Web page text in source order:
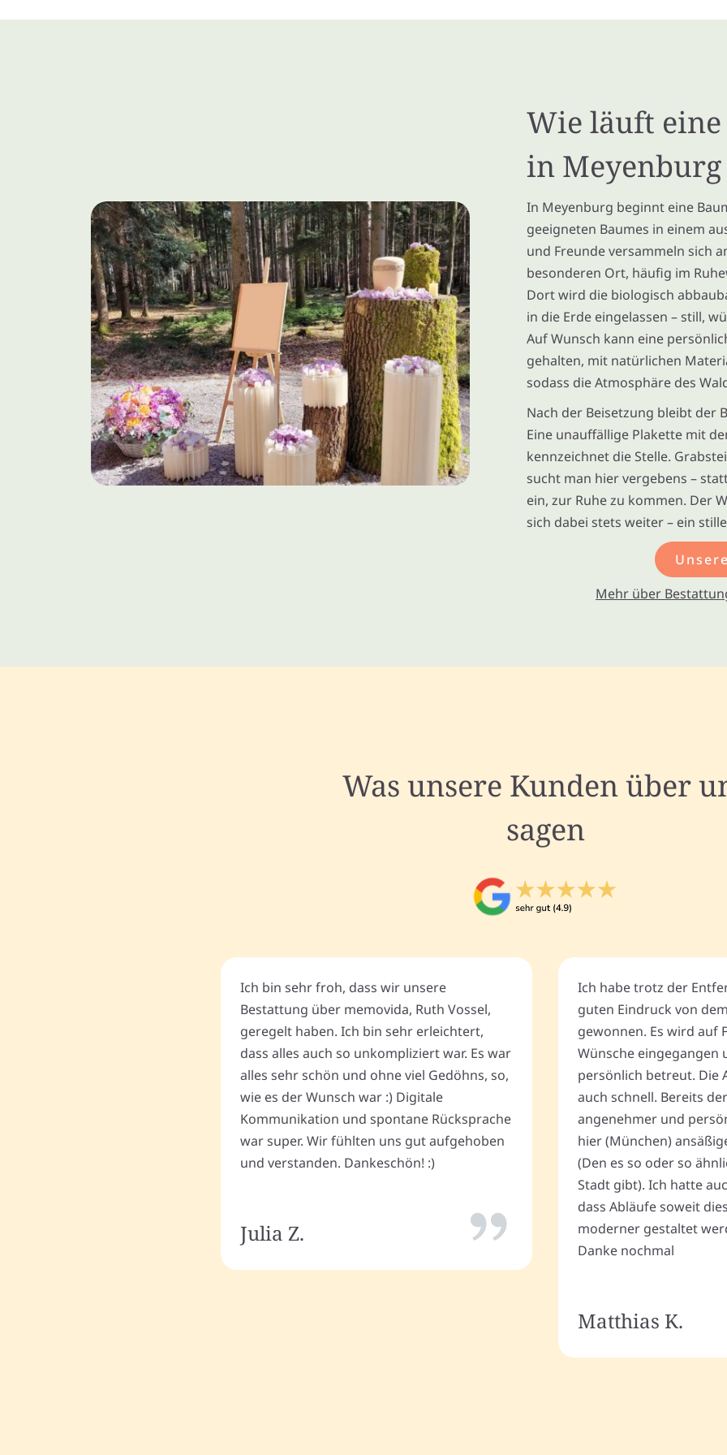
Wie läuft
in Meyenburg
In Meyenburg beginnt eine
geeigneten Baumes in einem
und Freunde versammeln sich
besonderen Ort, häufig im
Dort wird die biologisch
in die Erde eingelassen – still,
Auf Wunsch kann eine
gehalten, mit natürlichen
sodass die Atmosphäre des
Nach der Beisetzung bleibt der
Eine unauffällige Plakette mit
kennzeichnet die Stelle.
sucht man hier vergebens –
ein, zur Ruhe zu kommen. Der
sich dabei stets weiter – ein
Mehr über
Was unsere Kunden über
sagen
Ich bin sehr froh, dass wir unsere
Bestattung über memovida, Ruth Vossel,
geregelt haben. Ich bin sehr erleichtert,
dass alles auch so unkompliziert war. Es war
alles sehr schön und ohne viel Gedöhns, so,
wie es der Wunsch war :) Digitale
Kommunikation und spontane Rücksprache
war super. Wir fühlten uns gut aufgehoben
und verstanden. Dankeschön! :)
Julia Z.
Ich habe trotz der
guten Eindruck von
gewonnen. Es wird auf
Wünsche eingegangen
persönlich betreut. Die
auch schnell. Bereits
angenehmer und
hier (München)
(Den es so oder so
Stadt gibt). Ich hatte
dass Abläufe soweit
moderner gestaltet
Danke nochmal
Matthias K.